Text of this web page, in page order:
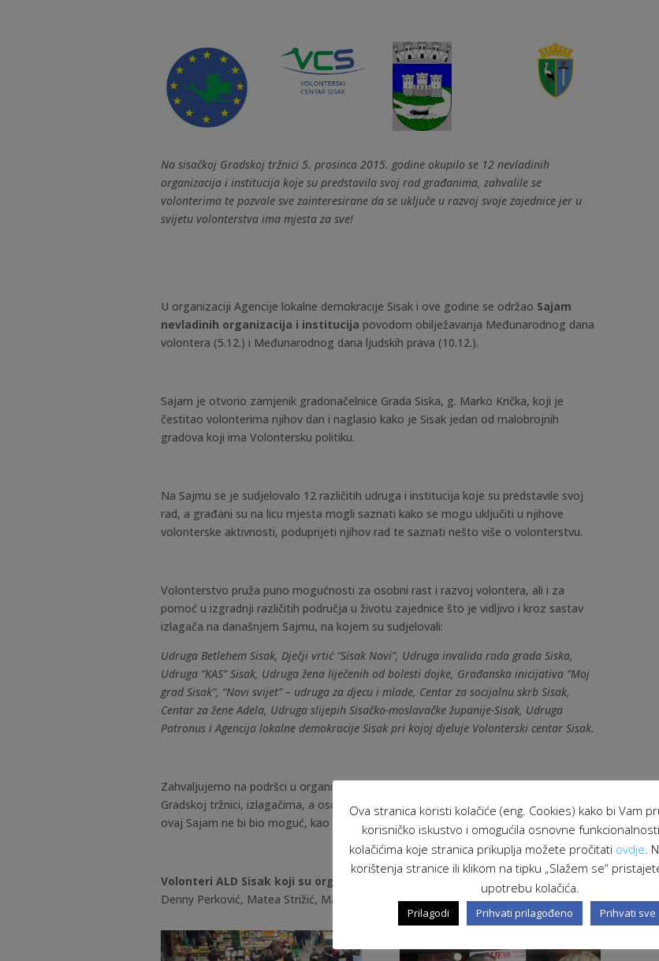
Na sisačkoj Gradskoj tržnici 5. prosinca 2015. godine okupilo se 12 nevladinih
organizacija i institucija koje su predstavila svoj rad građanima, zahvalile se
volonterima te pozvale sve zainteresirane da se uključe u razvoj svoje zajednice jer u
svijetu volonterstva ima mjesta za sve!
U organizaciji Agencije lokalne demokracije Sisak i ove godine se održao Sajam
nevladinih organizacija i institucija povodom obilježavanja Međunarodnog dana
volontera (5.12.) i Međunarodnog dana ljudskih prava (10.12.).
Sajam je otvorio zamjenik gradonačelnice Grada Siska, g. Marko Krička, koji je
čestitao volonterima njihov dan i naglasio kako je Sisak jedan od malobrojnih
gradova koji ima Volontersku politiku.
Na Sajmu se je sudjelovalo 12 različitih udruga i institucija koje su predstavile svoj
rad, a građani su na licu mjesta mogli saznati kako se mogu uključiti u njihove
volonterske aktivnosti, poduprijeti njihov rad te saznati nešto više o volonterstvu.
Volonterstvo pruža puno mogućnosti za osobni rast i razvoj volontera, ali i za
pomoć u izgradnji različitih područja u životu zajednice što je vidljivo i kroz sastav
izlagača na današnjem Sajmu, na kojem su sudjelovali:
Udruga Betlehem Sisak, Dječji vrtić “Sisak Novi”, Udruga invalida rada grada Siska,
Udruga “KAS” Sisak, Udruga žena liječenih od bolesti dojke, Građanska inicijativa “Moj
grad Sisak”, “Novi svijet” – udruga za djecu i mlade, Centar za socijalnu skrb Sisak,
Centar za žene Adela, Udruga slijepih Sisačko-moslavačke županije-Sisak, Udruga
Patronus i Agencija lokalne demokracije Sisak pri kojoj djeluje Volonterski centar Sisak.
Zahvaljujemo na podršci u organizaciji Gradu Sisku, Sisačko-moslavačkoj županiji i
Gradskoj tržnici, izlagačima, a osobito se zahvaljujemo svim volonterima bez kojih
ovaj Sajam ne bi bio moguć, kao i mnoge druge aktivnosti u zajednici.
Volonteri ALD Sisak koji su organizirali i proveli Sajam su:
Ana-Maria Lisinski,
Denny Perković, Matea Strižić, Matea Vipotnik i Ela Vujanić.
Ova stranica koristi kolačiće (eng. Cookies) kako bi Vam
korisničko iskustvo i omogućila osnovne
kolačićima koje stranica prikuplja možete pročitati ovdje .
korištenja stranice ili klikom na tipku „Slažem se“
upotrebu kolačića.
Prilagodi Prihvati prilagođeno Prihvati sve